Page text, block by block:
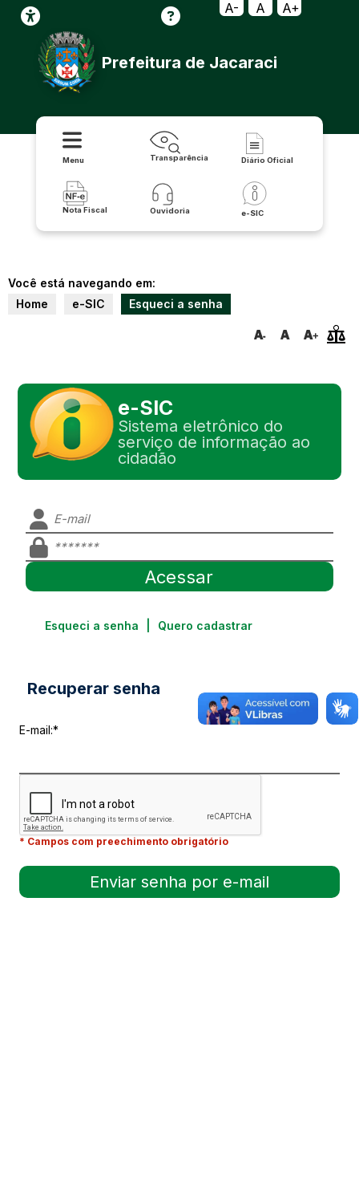
A- A A+
Prefeitura de Jacaraci
Menu Transparência Diário Oficial
Nota Fiscal Ouvidoria e-SIC
Você está navegando em:
Home
e-SIC Esqueci a senha
e-SIC
Sistema eletrônico do
serviço de informação ao
cidadão
Esqueci a senha Quero cadastrar
Recuperar senha
E-mail:*
* Campos com preechimento obrigatório